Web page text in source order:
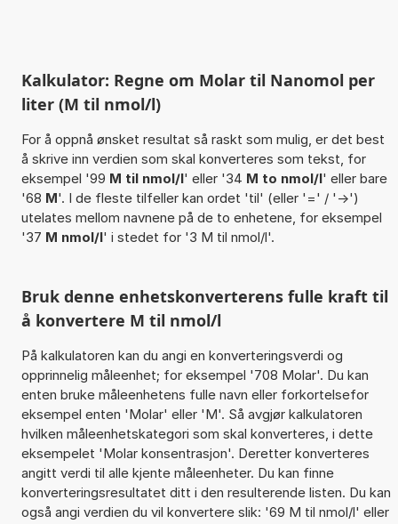
Kalkulator: Regne om Molar til Nanomol per
liter (M til nmol/l)
For å oppnå ønsket resultat så raskt som mulig, er det best
å skrive inn verdien som skal konverteres som tekst, for
eksempel '99 M til nmol/l' eller '34 M to nmol/l' eller bare
'68 M'. I de fleste tilfeller kan ordet 'til' (eller '=' / '->')
utelates mellom navnene på de to enhetene, for eksempel
'37 M nmol/l' i stedet for '3 M til nmol/l'.
Bruk denne enhetskonverterens fulle kraft til
å konvertere M til nmol/l
På kalkulatoren kan du angi en konverteringsverdi og
opprinnelig måleenhet; for eksempel '708 Molar'. Du kan
enten bruke måleenhetens fulle navn eller forkortelsefor
eksempel enten 'Molar' eller 'M'. Så avgjør kalkulatoren
hvilken måleenhetskategori som skal konverteres, i dette
eksempelet 'Molar konsentrasjon'. Deretter konverteres
angitt verdi til alle kjente måleenheter. Du kan finne
konverteringsresultatet ditt i den resulterende listen. Du kan
også angi verdien du vil konvertere slik: '69 M til nmol/l' eller